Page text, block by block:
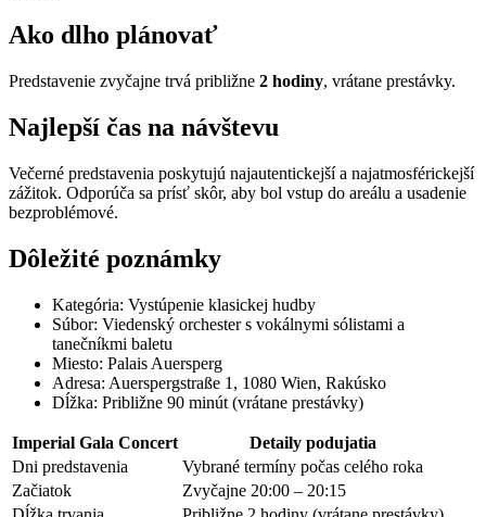
Ako dlho plánovať
Predstavenie zvyčajne trvá približne 2 hodiny, vrátane prestávky.
Najlepší čas na návštevu
Večerné predstavenia poskytujú najautentickejší a najatmosférickejší
zážitok. Odporúča sa prísť skôr, aby bol vstup do areálu a usadenie
bezproblémové.
Dôležité poznámky
Kategória: Vystúpenie klasickej hudby
Súbor: Viedenský orchester s vokálnymi sólistami a
tanečníkmi baletu
Miesto: Palais Auersperg
Adresa: Auerspergstraße 1, 1080 Wien, Rakúsko
Dĺžka: Približne 90 minút (vrátane prestávky)
Imperial Gala Concert
Detaily podujatia
Dni predstavenia
Vybrané termíny počas celého roka
Začiatok
Zvyčajne 20:00 – 20:15